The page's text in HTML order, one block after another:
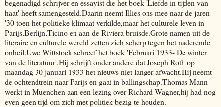
begenadigd schrijver en essayist die het boek 'Liefde in tijden van
haat' heeft samengesteld.Daarin neemt Illies ons mee naar de jaren
'30 toen het politieke klimaat verkilde,maar het culturele leven in
Parijs,Berlijn,Ticino en aan de Riviera bruisde.Grote namen uit de
literaire en culturele wereld zetten zich scherp tegen het naderende
onheil.Uwe Wittstock schreef het boek 'Februari 1933- De winter
van de literatuur'.Hij schrijft onder andere dat Joseph Roth op
maandag 30 januari 1933 het nieuws niet langer afwacht.Hij neemt
de ochtendtrein naar Parijs en gaat in ballingschap.Thomas Mann
werkt in Muenchen aan een lezing over Richard Wagner,hij had nog
even geen tijd om zich met politiek bezig te houden.